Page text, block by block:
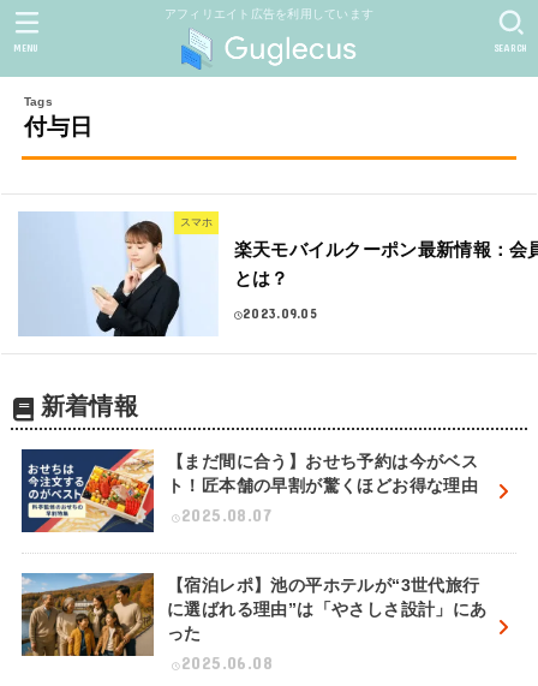
アフィリエイト広告を利用しています
SEARCH
MENU
付与日
スマホ
楽天モバイルクーポン最新情報：会
とは？
2023.09.05
新着情報
【まだ間に合う】おせち予約は今がベス
ト！匠本舗の早割が驚くほどお得な理由
2025.08.07
【宿泊レポ】池の平ホテルが“3世代旅行
に選ばれる理由”は「やさしさ設計」にあ
った
2025.06.08